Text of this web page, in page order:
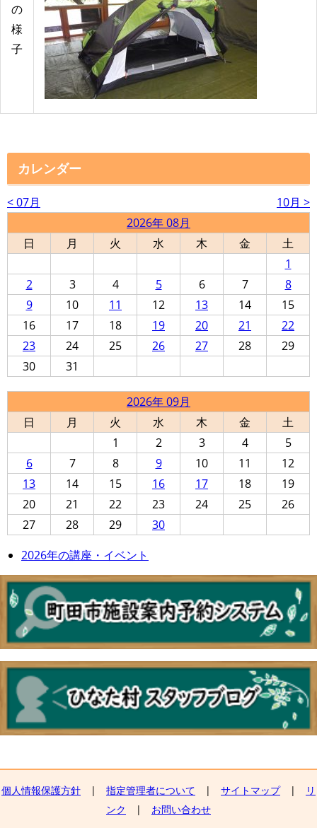
の
様
子
カレンダー
< 07月
10月 >
2026年 08月
日
月 火 水 木 金
土
1
2
3 4 5 6 7
8
9
10 11 12 13 14
15
16
17 18 19 20 21
22
23
24 25 26 27 28
29
30
31
2026年 09月
日
月 火 水 木 金
土
1
2 3 4
5
6
7 8 9 10 11
12
13
14 15 16 17 18
19
20
21 22 23 24 25
26
27
28 29
30
2026年の講座・イベント
個人情報保護方針 | 指定管理者について | サイトマップ|
リ
ンク
| お問い合わせ